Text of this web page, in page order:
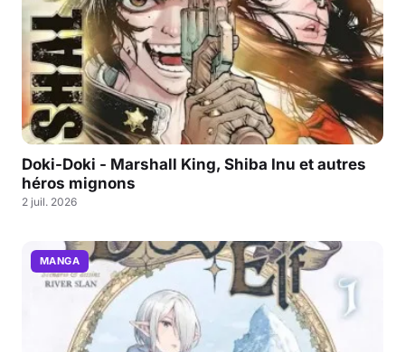
Doki-Doki - Marshall King, Shiba Inu et autres
héros mignons
2 juil. 2026
MANGA